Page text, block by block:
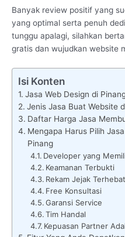
Banyak review positif yang
yang optimal serta penuh
tunggu apalagi, silahkan
gratis dan wujudkan website
Isi Konten
Jasa Web Design di
Jenis Jasa Buat Website
Daftar Harga Jasa
Mengapa Harus Pilih
Pinang
Developer yang
Keamanan Terbukti
Rekam Jejak Terhebat
Free Konsultasi
Garansi Service
Tim Handal
Kepuasan Partner